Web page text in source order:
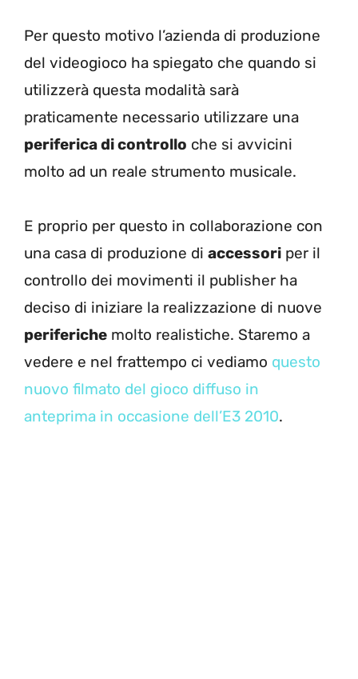
Per questo motivo l’azienda di produzione
del videogioco ha spiegato che quando si
utilizzerà questa modalità sarà
praticamente necessario utilizzare una
periferica di controllo che si avvicini
molto ad un reale strumento musicale.
E proprio per questo in collaborazione con
una casa di produzione di accessori per il
controllo dei movimenti il publisher ha
deciso di iniziare la realizzazione di nuove
periferiche molto realistiche. Staremo a
vedere e nel frattempo ci vediamo questo
nuovo filmato del gioco diffuso in
anteprima in occasione dell’E3 2010.